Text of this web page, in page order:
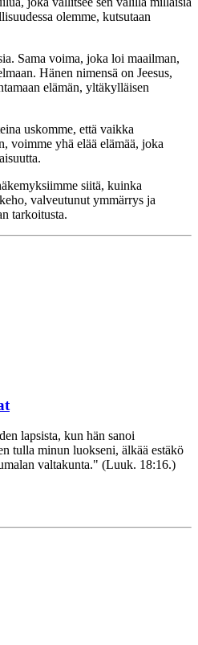
olemme, kutsutaan
Sama voima, joka loi maailman,
Hänen nimensä on Jeesus,
elämän, yltäkylläisen
uskomme, että vaikka
voimme yhä elää elämää, joka
siitä, kuinka
valveutunut ymmärrys ja
tarkoitusta.
lapsista, kun hän sanoi
tulla minun luokseni, älkää estäkö
valtakunta." (Luuk. 18:16.)